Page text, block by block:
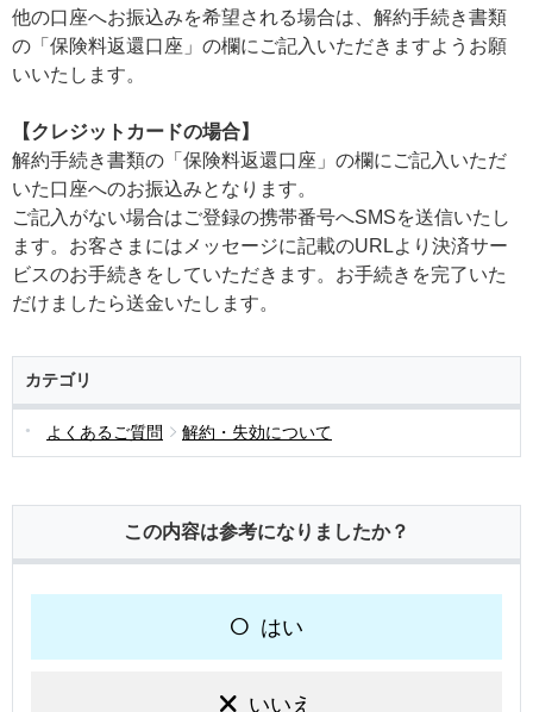
他の口座へお振込みを希望される場合は、解約手続き書類
の「保険料返還口座」の欄にご記入いただきますようお願
いいたします。
【クレジットカードの場合】
解約手続き書類の「保険料返還口座」の欄にご記入いただ
いた口座へのお振込みとなります。
ご記入がない場合はご登録の携帯番号へSMSを送信いたし
ます。お客さまにはメッセージに記載のURLより決済サー
ビスのお手続きをしていただきます。お手続きを完了いた
だけましたら送金いたします。
カテゴリ
よくあるご質問 解約・失効について
この内容は参考になりましたか？
はい
いいえ